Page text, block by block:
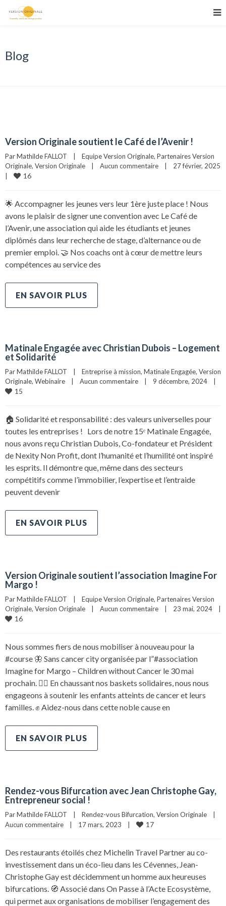
Blog
Version Originale soutient le Café de l’Avenir !
Par Mathilde FALLOT Equipe Version Originale, Partenaires Version
Originale, Version Originale Aucun commentaire
16
🌟 Accompagner les jeunes vers leur 1ère juste place ! Nous
avons le plaisir de signer une convention avec Le Café de
l’Avenir, une association qui aide les étudiants et jeunes
diplômés dans leur recherche de stage, d’alternance ou de
premier emploi. 🤝 Nos coachs ont à cœur de mettre leurs
compétences au service des
EN SAVOIR PLUS
Matinale Engagée avec Christian Dubois – Logement
et Solidarité
Par Mathilde FALLOT Entreprise à mission, Matinale Engagée, Version
Originale, Webinaire Aucun commentaire 9 décembre, 2024
15
🏠 Solidarité et responsabilité : des valeurs universelles pour
toutes les entreprises ! Lors de notre 15ᵉ Matinale Engagée,
nous avons reçu Christian Dubois, Co-fondateur et Président
de Nexity Non Profit, dont l’humanité et l’humilité ont inspiré
les esprits. Il démontre que, même dans des secteurs
compétitifs comme l’immobilier, l’expertise et l’entraide
peuvent devenir
EN SAVOIR PLUS
Version Originale soutient l’association Imagine For
Margo !
Par Mathilde FALLOT Equipe Version Originale, Partenaires Version
Originale, Version Originale Aucun commentaire 23 mai, 2024
16
Nous sommes fiers de nous mobiliser à nouveau pour la
#course 🦋 Sans cancer city organisée par l”#association
Imagine for Margo – Children without Cancer le 30 mai
prochain. 🏃‍♂️ En chaussant nos baskets solidaires, nous nous
engageons à soutenir les enfants atteints de cancer et leurs
familles. ✊ Aidez-nous dans cette noble cause en
EN SAVOIR PLUS
Rendez-vous Bifurcation avec Jean Christophe Gay,
Entrepreneur social !
Par Mathilde FALLOT Rendez-vous Bifurcation, Version Originale
Aucun commentaire
17 mars, 2023 17
Des restaurants étoilés chez Michelin Travel Partner au co-
investissement dans un éco-lieu dans les Cévennes, Jean-
Christophe Gay est décidemment un homme aux heureuses
bifurcations. 🧭 Associé dans On Passe à l’Acte Ecosystème,
qui permet aux organisations de mobiliser l’engagement des